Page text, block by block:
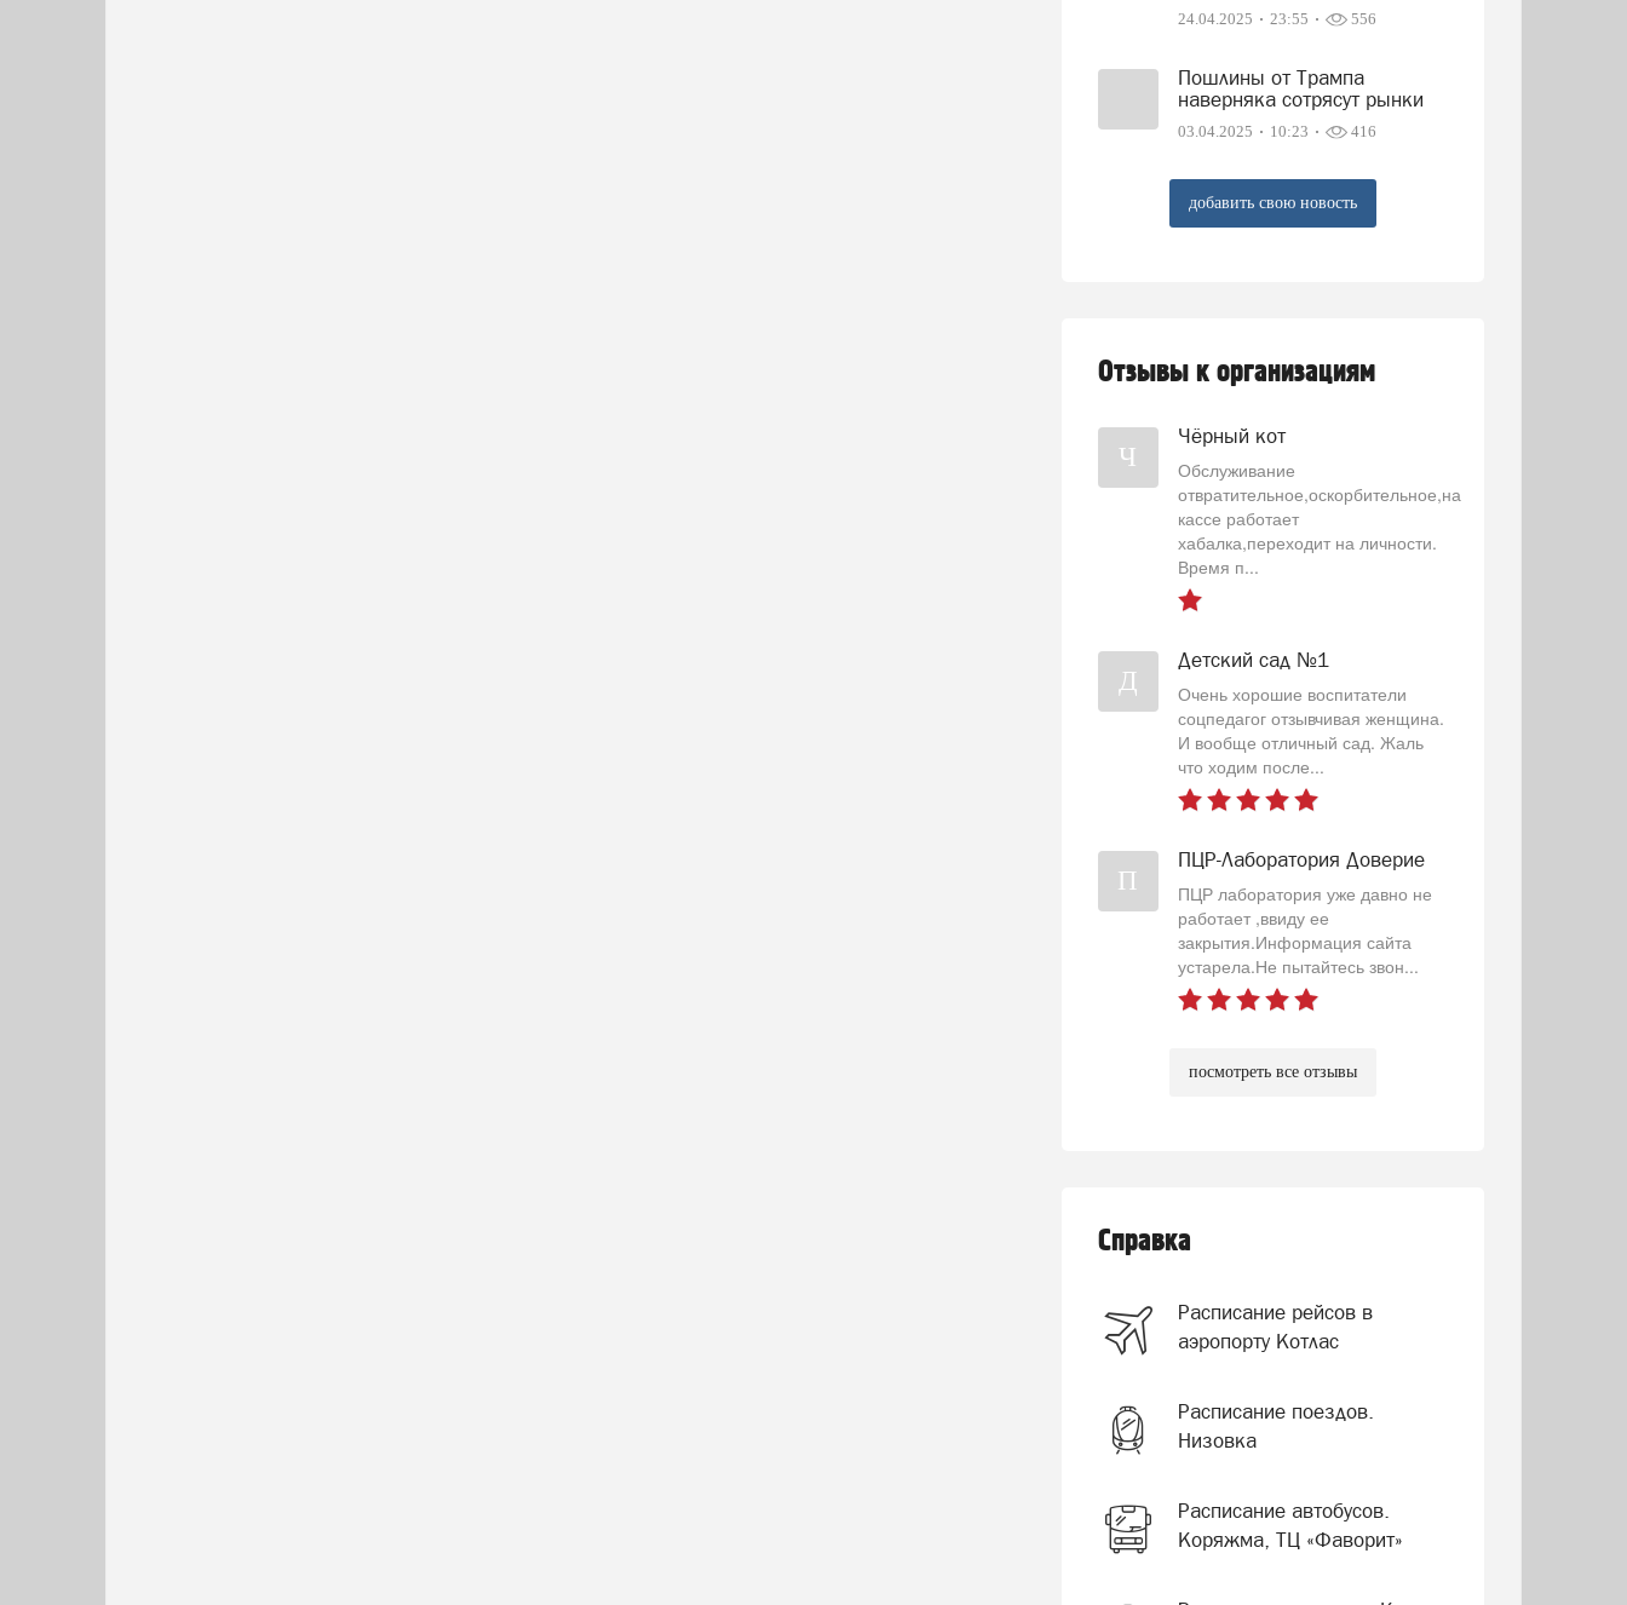
24.04.2025 23:55 556
Пошлины от Трампа
наверняка сотрясут рынки
03.04.2025 10:23 416
добавить свою новость
Отзывы к организациям
Ч
Чёрный кот
Обслуживание
отвратительное,оскорбительное,на
кассе работает
хабалка,переходит на личности.
Время п...
Д
Детский сад №1
Очень хорошие воспитатели
соцпедагог отзывчивая женщина.
И вообще отличный сад. Жаль
что ходим после...
П
ПЦР-Лаборатория Доверие
ПЦР лаборатория уже давно не
работает ,ввиду ее
закрытия.Информация сайта
устарела.Не пытайтесь звон...
посмотреть все отзывы
Справка
Расписание рейсов в
аэропорту Котлас
Расписание поездов.
Низовка
Расписание автобусов.
Коряжма, ТЦ «Фаворит»